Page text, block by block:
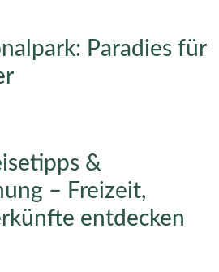
Paradies für
&
– Freizeit,
entdecken